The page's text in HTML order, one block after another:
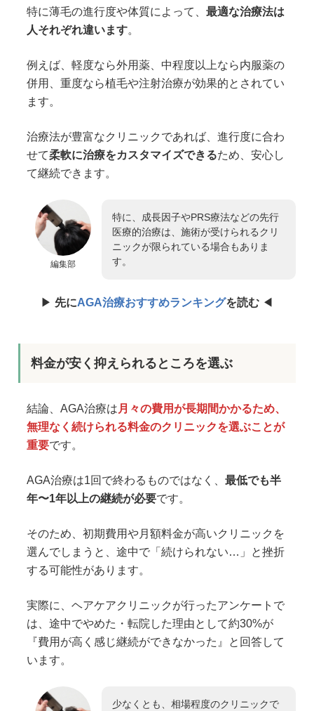
特に薄毛の進行度や体質によって、最適な治療法は
人それぞれ違います。
例えば、軽度なら外用薬、中程度以上なら内服薬の
併用、重度なら植毛や注射治療が効果的とされてい
ます。
治療法が豊富なクリニックであれば、進行度に合わ
せて柔軟に治療をカスタマイズできるため、安心し
て継続できます。
編集部
特に、成長因子やPRS療法などの先行
医療的治療は、施術が受けられるクリ
ニックが限られている場合もありま
す。
▶︎ 先にAGA治療おすすめランキングを読む ◀︎
料金が安く抑えられるところを選ぶ
結論、AGA治療は 月々の費用が長期間かかるため、
無理なく続けられる料金のクリニックを選ぶことが
重要です。
AGA治療は1回で終わるものではなく、最低でも半
年〜1年以上の継続が必要です。
そのため、初期費用や月額料金が高いクリニックを
選んでしまうと、途中で「続けられない…」と挫折
する可能性があります。
実際に、ヘアケアクリニックが行ったアンケートで
は、途中でやめた・転院した理由として約30%が
『費用が高く感じ継続ができなかった』と回答して
います。
少なくとも、相場程度のクリニックで